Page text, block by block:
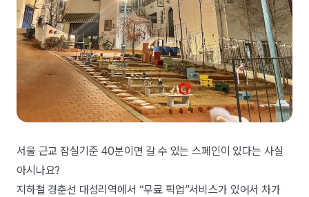
서울 근교 잠실기준 40분이면 갈 수 있는 스페인이 있다는 사실
아시나요?
지하철 경춘선 대성리역에서 “무료 픽업”서비스가 있어서 차가